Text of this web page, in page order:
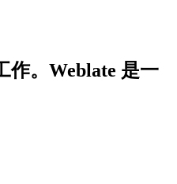
作。Weblate 是一